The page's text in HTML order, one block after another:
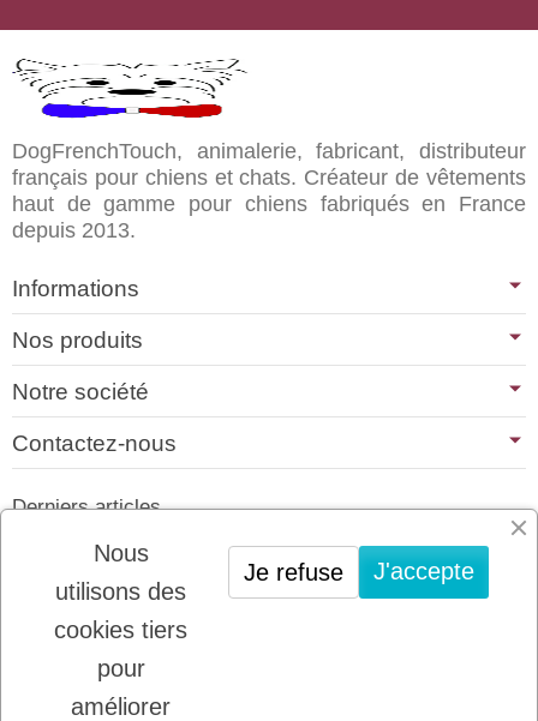
DogFrenchTouch, animalerie, fabricant, distributeur
français pour chiens et chats. Créateur de vêtements
haut de gamme pour chiens fabriqués en France
depuis 2013.
Informations
Nos produits
Notre société
Contactez-nous
Derniers articles
01/07/2026
PLATINUM : LE MEILLEUR DE LA
VIANDE POUR CHIENS ET CHATS
22/08/2025
LADYBEL : DES SOINS FRANCAIS DE
GRANDE QUALITE
Nous
utilisons des
cookies tiers
pour
améliorer
J'accepte
Je refuse